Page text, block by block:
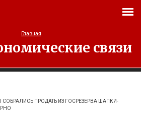
связи
СОБРАЛИСЬ ПРОДАТЬ ИЗ ГОСРЕЗЕРВА ШАПКИ-